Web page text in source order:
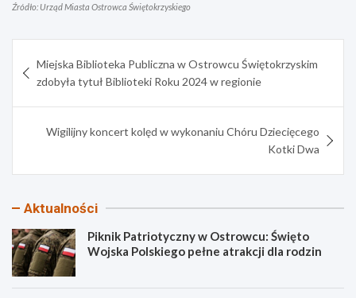
Źródło: Urząd Miasta Ostrowca Świętokrzyskiego
wpisu
Miejska Biblioteka Publiczna w Ostrowcu Świętokrzyskim
zdobyła tytuł Biblioteki Roku 2024 w regionie
Wigilijny koncert kolęd w wykonaniu Chóru Dziecięcego
Kotki Dwa
Aktualności
Piknik Patriotyczny w Ostrowcu: Święto
Wojska Polskiego pełne atrakcji dla rodzin